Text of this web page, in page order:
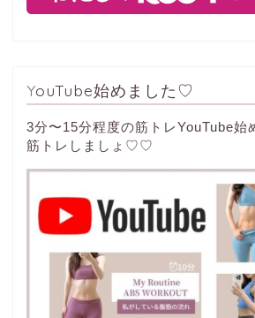
YouTube始めました♡
3分〜15分程度の筋トレYouTube始
筋トレしましょ♡♡